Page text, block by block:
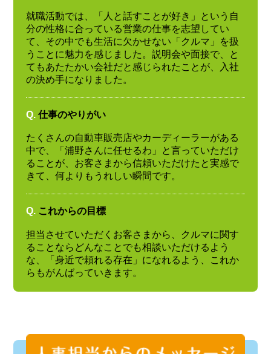
就職活動では、「人と話すことが好き」という自
分の性格に合っている営業の仕事を志望してい
て、その中でも生活に欠かせない「クルマ」を扱
うことに魅力を感じました。説明会や面接で、と
てもあたたかい会社だと感じられたことが、入社
の決め手になりました。
Q. 仕事のやりがい
たくさんの自動車販売店やカーディーラーがある
中で、「浦野さんに任せるわ」と言っていただけ
ることが、お客さまから信頼いただけたと実感で
きて、何よりもうれしい瞬間です。
Q. これからの目標
担当させていただくお客さまから、クルマに関す
ることならどんなことでも相談いただけるよう
な、「身近で頼れる存在」になれるよう、これか
らもがんばっていきます。